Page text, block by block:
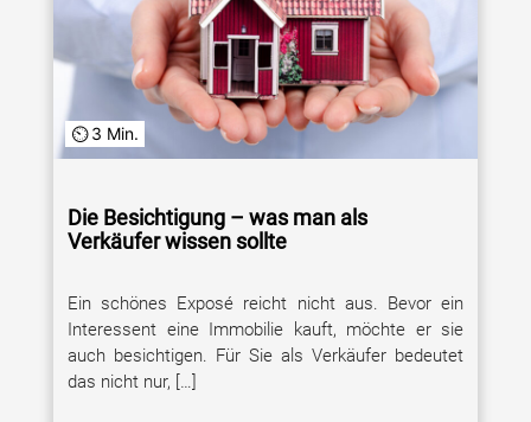
3 Min.
Die Besichtigung – was man als
Verkäufer wissen sollte
Ein schönes Exposé reicht nicht aus. Bevor ein
Interessent eine Immobilie kauft, möchte er sie
auch besichtigen. Für Sie als Verkäufer bedeutet
das nicht nur, […]